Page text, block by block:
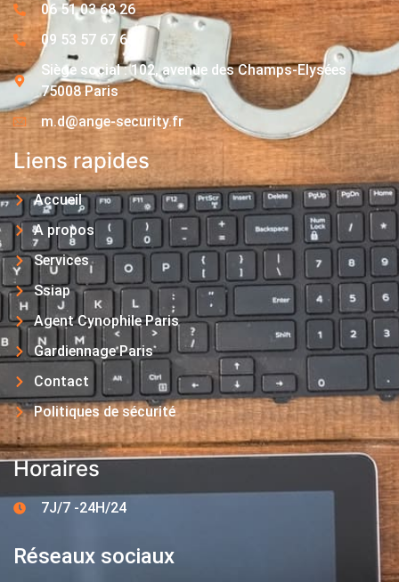
06 51 03 68 26
09 53 57 67 63
Siège social : 102, avenue des Champs-Elysées
75008 Paris
m.d@ange-security.fr
Liens rapides
Accueil
A propos
Services
Ssiap
Agent Cynophile Paris
Gardiennage Paris
Contact
Politiques de sécurité
Horaires
7J/7 -24H/24
Réseaux sociaux